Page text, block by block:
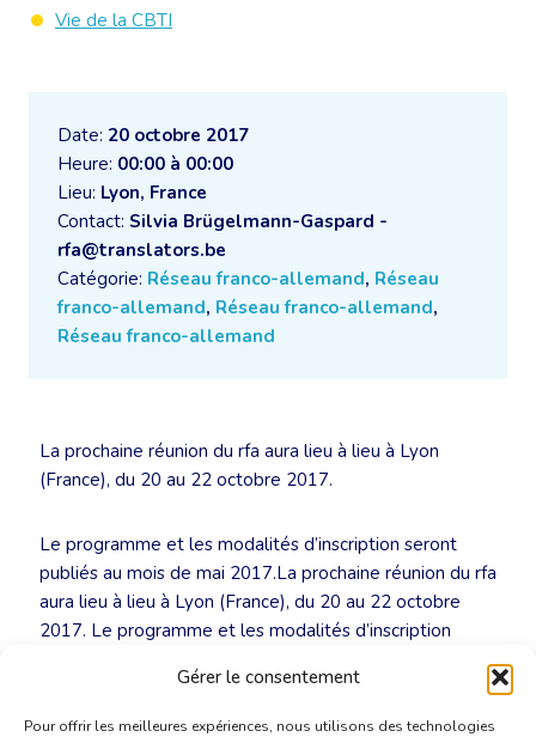
Gérer le consentement
Pour offrir les meilleures expériences, nous utilisons des technologies
Date: 20 octobre 2017
Heure: 00:00 à 00:00
Lieu: Lyon, France
Contact: Silvia Brügelmann-Gaspard -
rfa@translators.be
Catégorie: Réseau franco-allemand, Réseau
franco-allemand, Réseau franco-allemand,
Réseau franco-allemand
La prochaine réunion du rfa aura lieu à lieu à Lyon
(France), du 20 au 22 octobre 2017.
Le programme et les modalités d’inscription seront
publiés au mois de mai 2017.La prochaine réunion du rfa
aura lieu à lieu à Lyon (France), du 20 au 22 octobre
2017. Le programme et les modalités d’inscription
Vie de la CBTI